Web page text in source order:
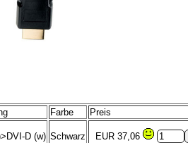
Farbe Preis
D (w) Schwarz EUR 37,06